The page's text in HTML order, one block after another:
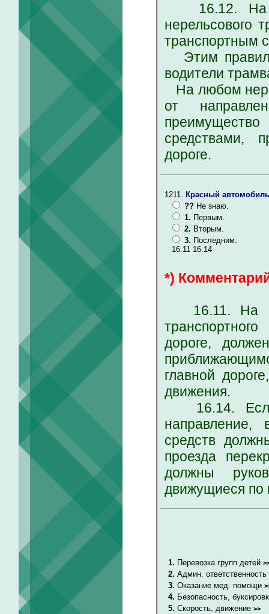
16.12. На
нерельсового
транспортным
Этим
водители
На любом
от
средствами,
дороге.
1211.
Красный
?? Не знаю.
1. Первым.
2. Вторым.
3. Последним.
16.11 16.14
*)
16.11. На
дороге,
главной
движения.
16.14. Если
направление,
средств
проезда
должны
движущиеся по
1. Перевозка групп детей
2. Админ. ответственность
3. Оказание мед. помощи
4. Безопасность,
5. Скорость, движение >>